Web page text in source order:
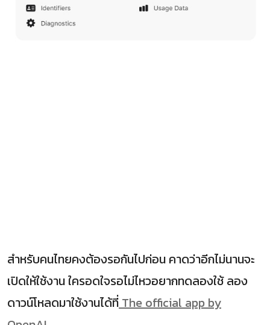
สำหรับคนไทยคงต้องรอกันไปก่อน คาดว่าอีกไม่นานจะ
เปิดให้ใช้งาน ใครอดใจรอไม่ไหวอยากทดลองใช้ ลอง
ดาวน์โหลดมาใช้งานได้ที่ The official app by